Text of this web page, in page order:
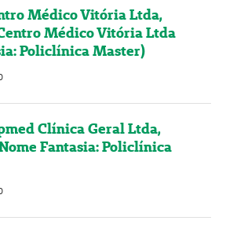
Médico Vitória Ltda,
Médico Vitória Ltda
Policlínica Master)
Clínica Geral Ltda,
Fantasia: Policlínica